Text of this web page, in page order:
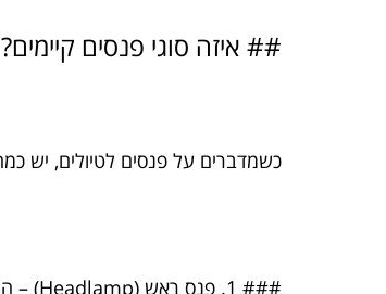
## איזה סוגי פנסים
כשמדברים על פנסים לטיולים, יש
### 1. פנס ראש (Headlamp) – הידיים שלך חופשיות, והדרך לפניך